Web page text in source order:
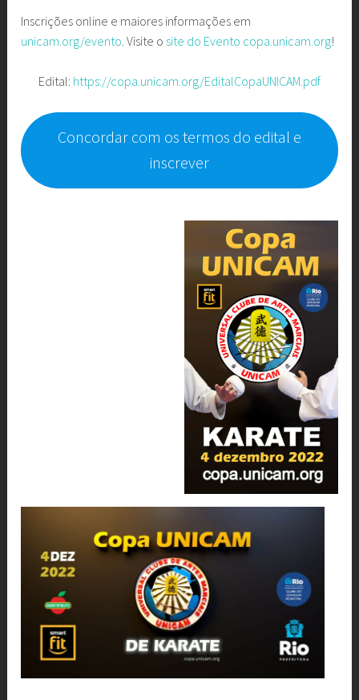
Inscrições online e maiores informações em
unicam.org/evento . Visite o site do Evento copa.unicam.org!
Edital: https://copa.unicam.org/EditalCopaUNICAM.pdf
Concordar com os termos do edital e
inscrever